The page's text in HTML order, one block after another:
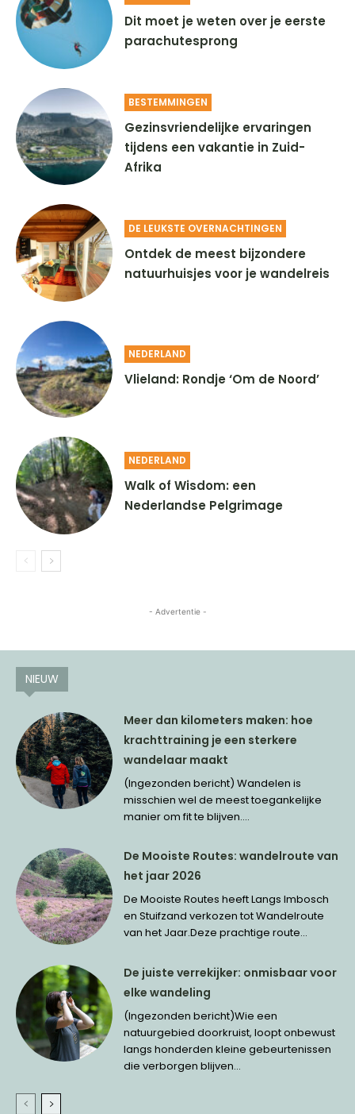
Dit moet je weten over je eerste
parachutesprong
BESTEMMINGEN
Gezinsvriendelijke ervaringen
tijdens een vakantie in Zuid-
Afrika
DE LEUKSTE OVERNACHTINGEN
Ontdek de meest bijzondere
natuurhuisjes voor je wandelreis
NEDERLAND
Vlieland: Rondje ‘Om de Noord’
NEDERLAND
Walk of Wisdom: een
Nederlandse Pelgrimage
- Advertentie -
NIEUW
Meer dan kilometers maken: hoe
krachttraining je een sterkere
wandelaar maakt
(Ingezonden bericht) Wandelen is
misschien wel de meest toegankelijke
manier om fit te blijven....
De Mooiste Routes: wandelroute van
het jaar 2026
De Mooiste Routes heeft Langs Imbosch
en Stuifzand verkozen tot Wandelroute
van het Jaar.Deze prachtige route...
De juiste verrekijker: onmisbaar voor
elke wandeling
(Ingezonden bericht)Wie een
natuurgebied doorkruist, loopt onbewust
langs honderden kleine gebeurtenissen
die verborgen blijven...